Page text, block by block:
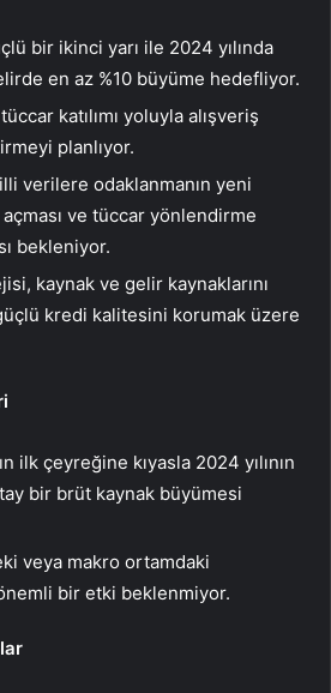
bir ikinci yarı ile 2024 yılında
en az %10 büyüme hedefliyor.
katılımı yoluyla alışveriş
planlıyor.
verilere odaklanmanın yeni
ve tüccar yönlendirme
bekleniyor.
kaynak ve gelir kaynaklarını
kredi kalitesini korumak üzere
ilk çeyreğine kıyasla 2024 yılının
bir brüt kaynak büyümesi
veya makro ortamdaki
bir etki beklenmiyor.